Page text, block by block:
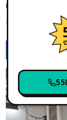
სამართალი
ჩვენს შესახებ
საქალაქო
ოქტ 9, 2025 -